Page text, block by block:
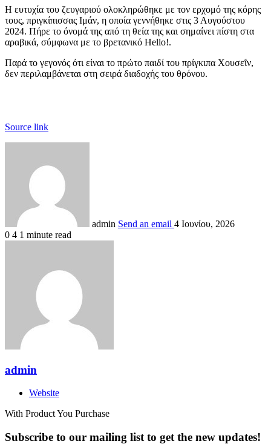
Η ευτυχία του ζευγαριού ολοκληρώθηκε με τον ερχομό της κόρης
τους, πριγκίπισσας Ιμάν, η οποία γεννήθηκε στις 3 Αυγούστου
2024. Πήρε το όνομά της από τη θεία της και σημαίνει πίστη στα
αραβικά, σύμφωνα με το βρετανικό Ηello!.
Παρά το γεγονός ότι είναι το πρώτο παιδί του πρίγκιπα Χουσεΐν,
δεν περιλαμβάνεται στη σειρά διαδοχής του θρόνου.
Source link
admin Send an email 4 Ιουνίου, 2026
0 4 1 minute read
admin
Website
With Product You Purchase
Subscribe to our mailing list to get the new updates!